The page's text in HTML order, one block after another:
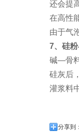
还会提
在高性
由于气
7、硅
碱—骨
硅灰后
灌浆料
分享到：